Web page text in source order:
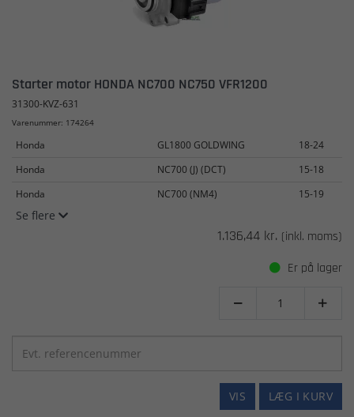
Starter motor HONDA NC700 NC750 VFR1200
31300-KVZ-631
Varenummer: 174264
Honda GL1800 GOLDWING
18-24
Honda
NC700 (J) (DCT)
15-18
Honda
NC700 (NM4) 15-19
Se flere
1.136,44 kr. (inkl. moms)
Er på lager
 
LÆG I KURV
VIS